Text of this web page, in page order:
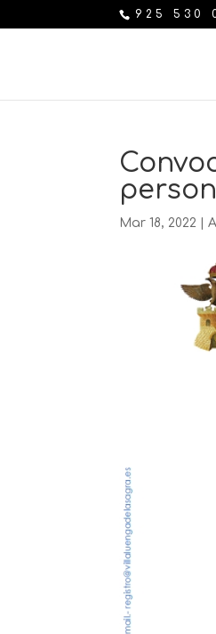
925 530
Mar 18, 2022 |